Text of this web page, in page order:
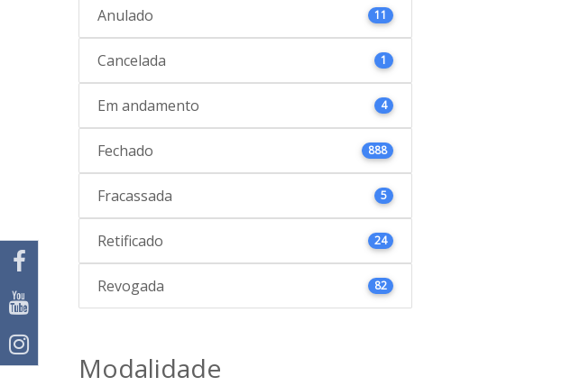
Anulado 11
Cancelada 1
Em andamento 4
Fechado 888
Fracassada 5
Retificado 24
Revogada 82
Modalidade